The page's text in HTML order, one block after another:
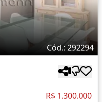
Cód.: 292294
R$ 1.300.000